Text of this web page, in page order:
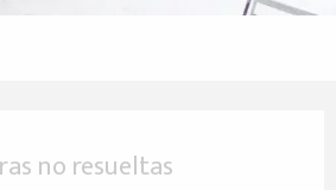
no resueltas